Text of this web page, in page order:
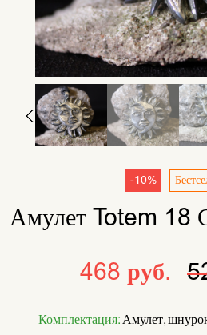
-10%
Амулет Totem 18
468 руб.
Комплектация:Амулет,